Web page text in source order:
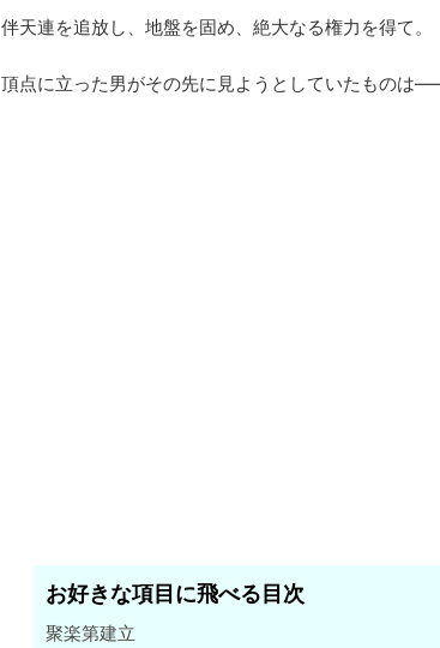
伴天連を追放し、地盤を固め、絶大なる権力を得て。
頂点に立った男がその先に見ようとしていたものは
お好きな項目に飛べる目次
聚楽第建立